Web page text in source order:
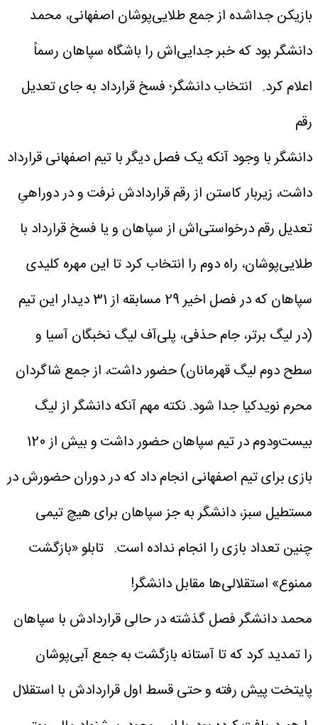
بازیکن جداشده از جمع طلایی‌پوشان اصفهانی، محمد
دانشگر بود که خبر جدایی‌اش را باشگاه سپاهان رسماً
اعلام کرد. انتخاب دانشگر؛ فسخ قرارداد به جای تعدیل
رقم
دانشگر با وجود آنکه یک فصل دیگر با تیم اصفهانی قرارداد
داشت، زیربار کاستن از رقم قراردادش نرفت و در دوراهیِ
تعدیل رقم درخواستی‌اش از سپاهان و یا فسخ قرارداد با
طلایی‌پوشان، راه دوم را انتخاب کرد تا این مهره کلیدی
سپاهان که در فصل اخیر 29 مسابقه از 31 دیدار این تیم
(در لیگ برتر، جام حذفی، پلی‌آف لیگ نخبگان آسیا و
سطح دوم لیگ قهرمانان) حضور داشت، از جمع شاگردان
محرم نویدکیا جدا شود. نکته مهم آنکه دانشگر از لیگ
بیست‌ودوم در تیم سپاهان حضور داشت و بیش از 120
بازی برای تیم اصفهانی انجام داد که در دوران حضورش در
مستطیل سبز، دانشگر به جز سپاهان برای هیچ تیمی
چنین تعداد بازی را انجام نداده است. تابلو «بازگشت
ممنوع» استقلالی‌ها مقابل دانشگر!
محمد دانشگر فصل گذشته در حالی قراردادش با سپاهان
را تمدید کرد که تا آستانه بازگشت به جمع آبی‌پوشان
پایتخت پیش رفته و حتی قسط اول قراردادش با استقلال